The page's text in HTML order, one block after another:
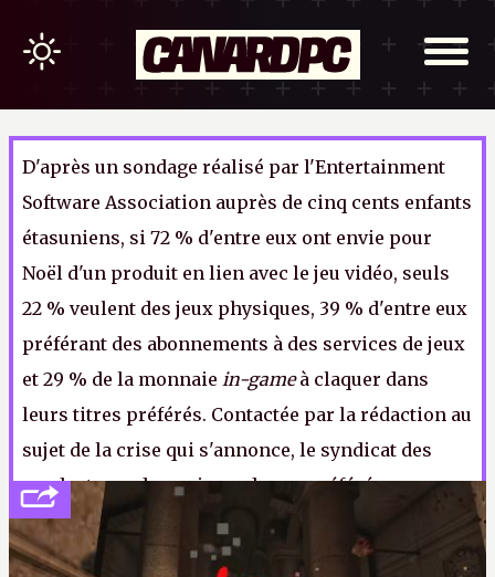
D'après un sondage réalisé par l'Entertainment
Software Association auprès de cinq cents enfants
étasuniens, si 72 % d'entre eux ont envie pour
Noël d'un produit en lien avec le jeu vidéo, seuls
22 % veulent des jeux physiques, 39 % d'entre eux
préférant des abonnements à des services de jeux
et 29 % de la monnaie in-gameà claquer dans
leurs titres préférés. Contactée par la rédaction au
sujet de la crise qui s'annonce, le syndicat des
producteurs de papier cadeau a préféré ne pas
réagir. LFS.